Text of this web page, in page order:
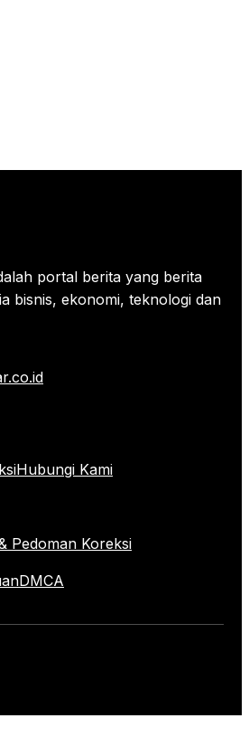
portal berita yang berita
bisnis, ekonomi, teknologi dan
Hubungi Kami
Pedoman Koreksi
DMCA